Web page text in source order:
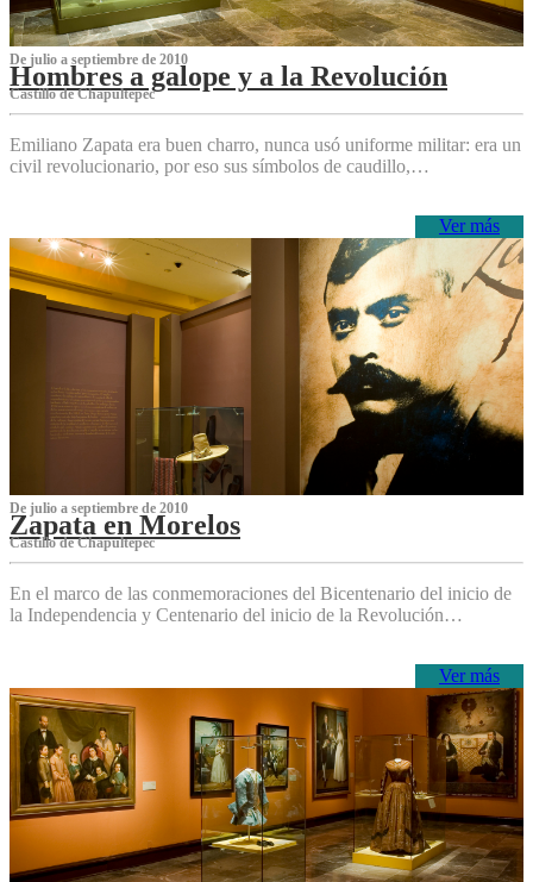
De julio a septiembre de 2010
Hombres a galope y a la Revolución
Castillo de Chapultepec
Emiliano Zapata era buen charro, nunca usó uniforme militar: era un
civil revolucionario, por eso sus símbolos de caudillo,…
Ver más
De julio a septiembre de 2010
Zapata en Morelos
Castillo de Chapultepec
En el marco de las conmemoraciones del Bicentenario del inicio de
la Independencia y Centenario del inicio de la Revolución…
Ver más